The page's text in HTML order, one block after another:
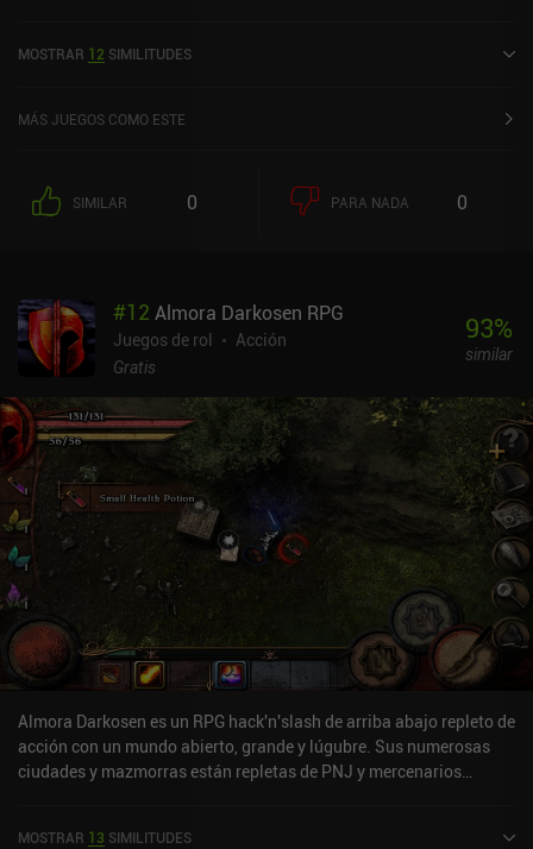
MOSTRAR 12 SIMILITUDES
MÁS JUEGOS COMO ESTE
SIMILAR 0 PARA NADA 0
#12 Almora Darkosen RPG
Juegos de rol
Acción
Gratis
93%
similar
Almora Darkosen es un RPG hack'n'slash de arriba abajo repleto de
acción con un mundo abierto, grande y lúgubre. Sus numerosas
ciudades y mazmorras están repletas de PNJ y mercenarios
MOSTRAR 13 SIMILITUDES